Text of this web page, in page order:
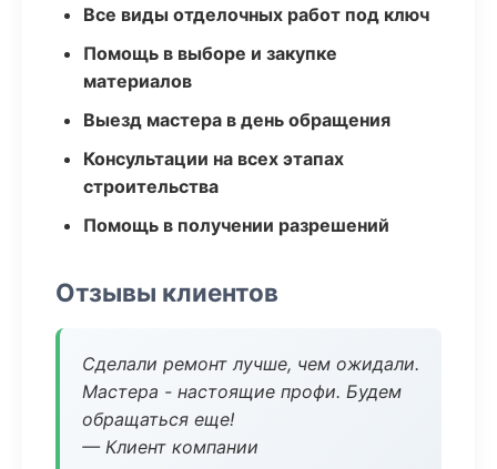
Все виды отделочных работ под ключ
Помощь в выборе и закупке
материалов
Выезд мастера в день обращения
Консультации на всех этапах
строительства
Помощь в получении разрешений
Отзывы клиентов
Сделали ремонт лучше, чем ожидали.
Мастера - настоящие профи. Будем
обращаться еще!
— Клиент компании